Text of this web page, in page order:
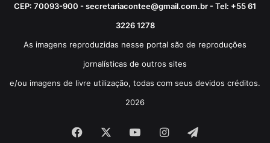
CEP: 70093-900 - secretariacontee@gmail.com.br - Tel: +55 61
3226 1278
As imagens reproduzidas nesse portal são de reproduções
jornalísticas de outros sites
e/ou imagens de livre utilização, todas com seus devidos créditos.
2026
Facebook YouTubeInstagram